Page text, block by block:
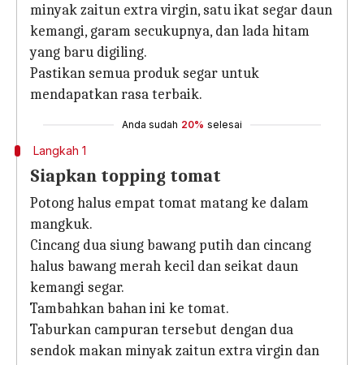
minyak zaitun extra virgin, satu ikat segar daun
kemangi, garam secukupnya, dan lada hitam
yang baru digiling.
Pastikan semua produk segar untuk
mendapatkan rasa terbaik.
Anda sudah 20% selesai
Langkah 1
Siapkan topping tomat
Potong halus empat tomat matang ke dalam
mangkuk.
Cincang dua siung bawang putih dan cincang
halus bawang merah kecil dan seikat daun
kemangi segar.
Tambahkan bahan ini ke tomat.
Taburkan campuran tersebut dengan dua
sendok makan minyak zaitun extra virgin dan